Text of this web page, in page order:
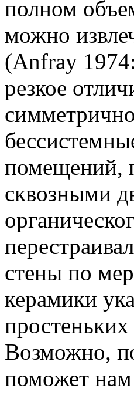
полном
можно
(Anfray
резкое
помещений,
сквозными
стены по
керамики
Возможно,
поможет